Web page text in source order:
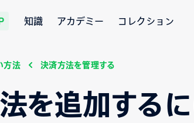
知識 アカデミー コレクション
方法 決済方法を管理する
を追加する